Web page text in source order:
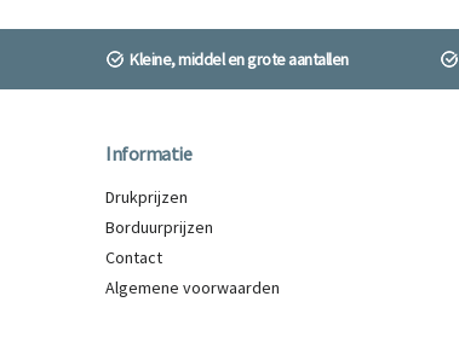
Kleine, middel en grote aantallen
Informatie
Drukprijzen
Borduurprijzen
Contact
Algemene voorwaarden